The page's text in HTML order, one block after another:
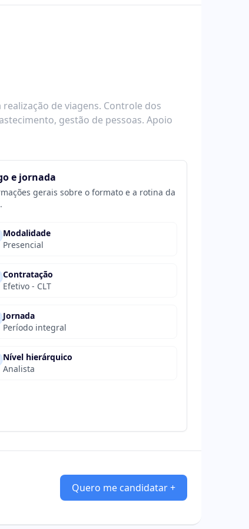
de viagens. Controle dos
gestão de pessoas. Apoio
e jornada
gerais sobre o formato e a rotina da
Modalidade
Presencial
Contratação
Efetivo - CLT
Jornada
Período integral
Nível hierárquico
Analista
Quero me candidatar +